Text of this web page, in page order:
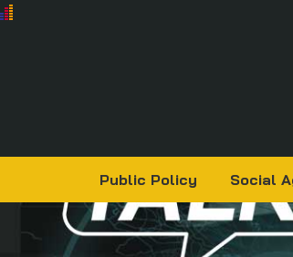
Public Policy Social